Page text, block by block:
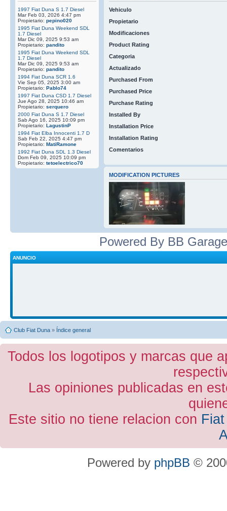
1997 Fiat Duna S 1.7 Diesel
Mar Feb 03, 2026 4:47 pm
Propietario: pepino020
1995 Fiat Duna Weekend SDL
1.7 Diesel
Mar Dic 09, 2025 9:53 am
Propietario: pandito
1995 Fiat Duna Weekend SDL
1.7 Diesel
Mar Dic 09, 2025 9:53 am
Propietario: pandito
1994 Fiat Duna SCR 1.6
Vie Sep 05, 2025 3:00 am
Propietario: Pablo74
1997 Fiat Duna CSD 1.7 Diesel
Jue Ago 28, 2025 10:46 am
Propietario: serquero
2000 Fiat Duna S 1.7 Diesel
Sab Ago 16, 2025 10:09 pm
Propietario: LagustinP
1994 Fiat Elba Innocenti 1.7 D
Sab Feb 22, 2025 4:47 pm
Propietario: MatiRamone
1992 Fiat Duna SDL 1.3 Diesel
Dom Feb 09, 2025 10:09 pm
Propietario: tetoelectrico70
Vehiculo
Propietario
Modificaciones
Product Rating
Categoria
Actualizado
Purchased From
Purchased Price
Purchase Rating
Installed By
Installation Price
Installation Rating
Comentarios
MODIFICATION PICTURES
Powered By BB
ANUNCIO
Club Fiat Duna » Índice general
Todos los logotipos y marcas que
Las opiniones publicadas en
Este sitio no tiene relacion con
Powered by phpBB ©